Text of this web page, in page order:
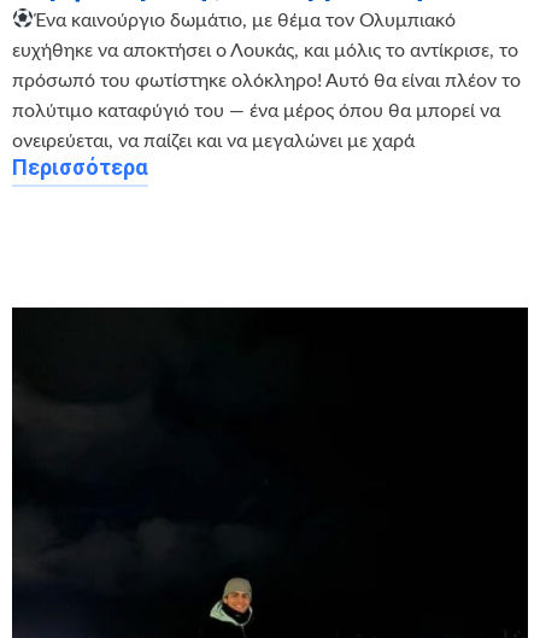
Ένα καινούργιο δωμάτιο, με θέμα τον Ολυμπιακό
ευχήθηκε να αποκτήσει ο Λουκάς, και μόλις το αντίκρισε, το
πρόσωπό του φωτίστηκε ολόκληρο! Αυτό θα είναι πλέον το
πολύτιμο καταφύγιό του — ένα μέρος όπου θα μπορεί να
ονειρεύεται, να παίζει και να μεγαλώνει με χαρά
Περισσότερα